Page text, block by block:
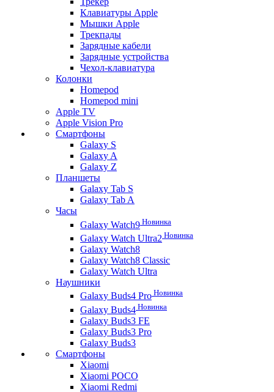
Клавиатуры Apple
Мышки Apple
Трекпады
Зарядные кабели
Зарядные устройства
Чехол-клавиатура
Колонки
Homepod
Homepod mini
Apple TV
Apple Vision Pro
Смартфоны
Galaxy S
Galaxy A
Galaxy Z
Планшеты
Galaxy Tab S
Galaxy Tab A
Часы
Galaxy Watch9 Новинка
Galaxy Watch Ultra2 Новинка
Galaxy Watch8
Galaxy Watch8 Classic
Galaxy Watch Ultra
Наушники
Galaxy Buds4 Pro Новинка
Galaxy Buds4 Новинка
Galaxy Buds3 FE
Galaxy Buds3 Pro
Galaxy Buds3
Смартфоны
Xiaomi
Xiaomi POCO
Xiaomi Redmi